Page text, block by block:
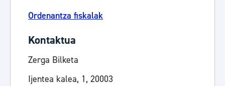
Ordenantza fiskalak
Kontaktua
Zerga Bilketa
Ijentea kalea, 1, 20003